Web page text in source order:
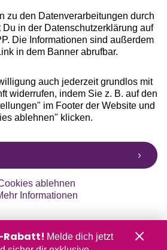
zu den Datenverarbeitungen durch
in der Datenschutzerklärung auf
Die Informationen sind außerdem
in dem Banner abrufbar.
auch jederzeit grundlos mit
widerrufen, indem Sie z. B. auf den
im Footer der Website und
ablehnen" klicken.
ablehnen
Informationen
Rabatt! Melde dich jetzt